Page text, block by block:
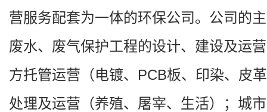
营服务配套为一体的环保公司。公司的
废水、废气保护工程的设计、建设及运
方托管运营（电镀、PCB板、印染、皮
处理及运营（养殖、屠宰、生活）；城